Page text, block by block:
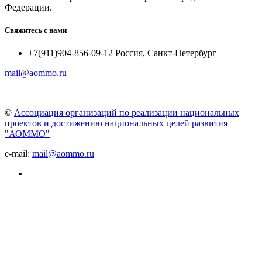
Федерации.
Свяжитесь с нами
+7(911)904-856-09-12 Россия, Санкт-Петербург
mail@aommo.ru
© Ассоциация организаций по реализации национальных
проектов и достижению национальных целей развития
"АОММО"
e-mail: mail@aommo.ru